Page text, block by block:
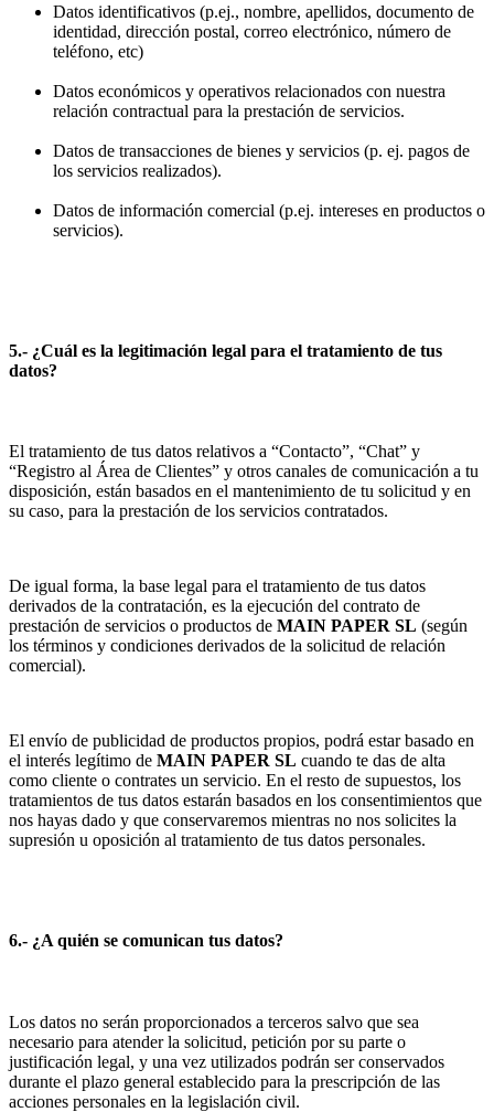
Datos identificativos (p.ej., nombre, apellidos, documento de
identidad, dirección postal, correo electrónico, número de
teléfono, etc)
Datos económicos y operativos relacionados con nuestra
relación contractual para la prestación de servicios.
Datos de transacciones de bienes y servicios (p. ej. pagos de
los servicios realizados).
Datos de información comercial (p.ej. intereses en productos o
servicios).
5.- ¿Cuál es la legitimación legal para el tratamiento de tus
datos?
El tratamiento de tus datos relativos a “Contacto”, “Chat” y
“Registro al Área de Clientes” y otros canales de comunicación a tu
disposición, están basados en el mantenimiento de tu solicitud y en
su caso, para la prestación de los servicios contratados.
De igual forma, la base legal para el tratamiento de tus datos
derivados de la contratación, es la ejecución del contrato de
prestación de servicios o productos de MAIN PAPER SL (según
los términos y condiciones derivados de la solicitud de relación
comercial).
El envío de publicidad de productos propios, podrá estar basado en
el interés legítimo de MAIN PAPER SL cuando te das de alta
como cliente o contrates un servicio. En el resto de supuestos, los
tratamientos de tus datos estarán basados en los consentimientos que
nos hayas dado y que conservaremos mientras no nos solicites la
supresión u oposición al tratamiento de tus datos personales.
6.- ¿A quién se comunican tus datos?
Los datos no serán proporcionados a terceros salvo que sea
necesario para atender la solicitud, petición por su parte o
justificación legal, y una vez utilizados podrán ser conservados
durante el plazo general establecido para la prescripción de las
acciones personales en la legislación civil.